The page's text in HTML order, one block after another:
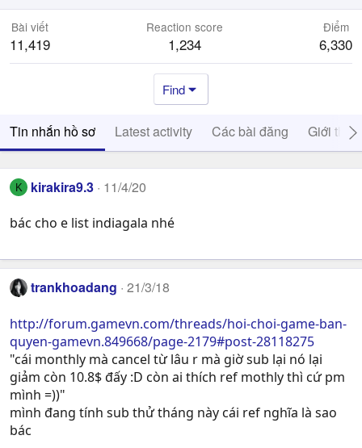
Bài viết
11,419
Reaction score
1,234
Điểm
6,330
Find
Tin nhắn hồ sơ Latest activity Các bài đăng Giới thiệu
K kirakira9.3 11/4/20
bác cho e list indiagala nhé
trankhoadang 21/3/18
http://forum.gamevn.com/threads/hoi-choi-game-ban-
quyen-gamevn.849668/page-2179#post-28118275
"cái monthly mà cancel từ lâu r mà giờ sub lại nó lại
giảm còn 10.8$ đấy :D còn ai thích ref mothly thì cứ pm
mình =))"
mình đang tính sub thử tháng này cái ref nghĩa là sao
bác